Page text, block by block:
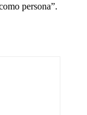
persona”.